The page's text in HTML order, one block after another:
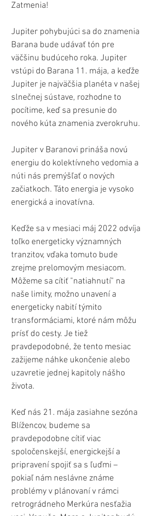
Zatmenia!
Jupiter pohybujúci sa do znamenia
Barana bude udávať tón pre
väčšinu budúceho roka. Jupiter
vstúpi do Barana 11. mája, a keďže
Jupiter je najväčšia planéta v našej
slnečnej sústave, rozhodne to
pocítime, keď sa presunie do
nového kúta znamenia zverokruhu.
Jupiter v Baranovi prináša novú
energiu do kolektívneho vedomia a
núti nás premýšľať o nových
začiatkoch. Táto energia je vysoko
energická a inovatívna.
Keďže sa v mesiaci máj 2022 odvíja
toľko energeticky významných
tranzitov, vďaka tomuto bude
zrejme prelomovým mesiacom.
Môžeme sa cítiť "natiahnutí" na
naše limity, možno unavení a
energeticky nabití týmito
transformáciami, ktoré nám môžu
prísť do cesty. Je tiež
pravdepodobné, že tento mesiac
zažijeme náhke ukončenie alebo
uzavretie jednej kapitoly nášho
života.
Keď nás 21. mája zasiahne sezóna
Blížencov, budeme sa
pravdepodobne cítiť viac
spoločenskejší, energickejší a
pripravení spojiť sa s ľuďmi –
pokiaľ nám neslávne známe
problémy v plánovaní v rámci
retrográdneho Merkúra nesťažia